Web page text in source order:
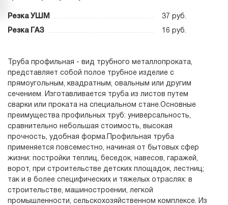
Резка УШМ 37 руб.
Резка ГАЗ 16 руб.
Труба профильная - вид трубного металлопроката,
представляет собой полое трубное изделие с
прямоугольным, квадратным, овальным или другим
сечением. Изготавливается труба из листов путем
сварки или проката на специальном стане.Основные
преимущества профильных труб: универсальность,
сравнительно небольшая стоимость, высокая
прочность, удобная форма.Профильная труба
применяется повсеместно, начиная от бытовых сфер
жизни: постройки теплиц, беседок, навесов, гаражей,
ворот, при строительстве детских площадок, лестниц;
так и в более специфических и тяжелых отраслях: в
строительстве, машиностроении, легкой
промышленности, сельскохозяйственном комплексе. Из